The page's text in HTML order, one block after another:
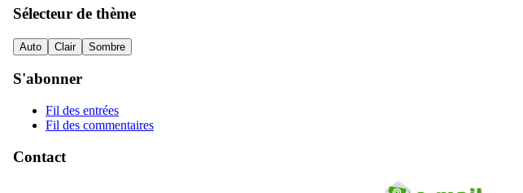
Sélecteur de thème
Auto Clair Sombre
S'abonner
Fil des entrées
Fil des commentaires
Contact